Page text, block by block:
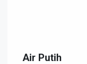
Air Putih